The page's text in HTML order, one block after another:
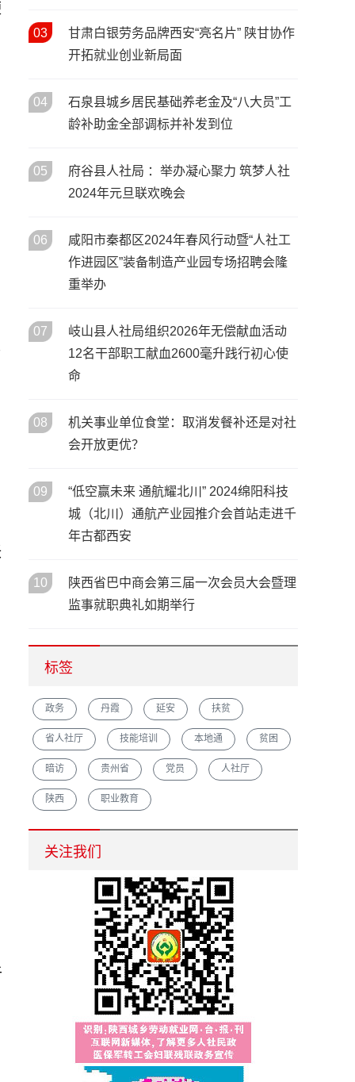
活动启动
05
/ 02月
宝鸡市召开2026年人力资源和
社会保障工作会议 擘画“十五
02 / 02月
春风送岗暖秦巴 协作赋能促就
业——陕西省2026年春风行动
暨就业援助季启动仪式在安康
03
甘肃白银劳务品牌西安“亮名片” 陕甘协作
开拓就业创业新局面
04
石泉县城乡居民基础养老金及“八大员”工
龄补助金全部调标并补发到位
05
府谷县人社局 ：举办凝心聚力 筑梦人社
2024年元旦联欢晚会
06
咸阳市秦都区2024年春风行动暨“人社工
作进园区”装备制造产业园专场招聘会隆
重举办
07
岐山县人社局组织2026年无偿献血活动
12名干部职工献血2600毫升践行初心使
命
08
机关事业单位食堂：取消发餐补还是对社
会开放更优？
09
“低空赢未来 通航耀北川” 2024绵阳科技
城（北川）通航产业园推介会首站走进千
年古都西安
10
陕西省巴中商会第三届一次会员大会暨理
监事就职典礼如期举行
标签
政务 丹霞 延安 扶贫
省人社厅 技能培训 本地通 贫困
暗访 贵州省 党员 人社厅
陕西 职业教育
汉中市重点培育农村创业致富带头人促脱贫增收
关注我们